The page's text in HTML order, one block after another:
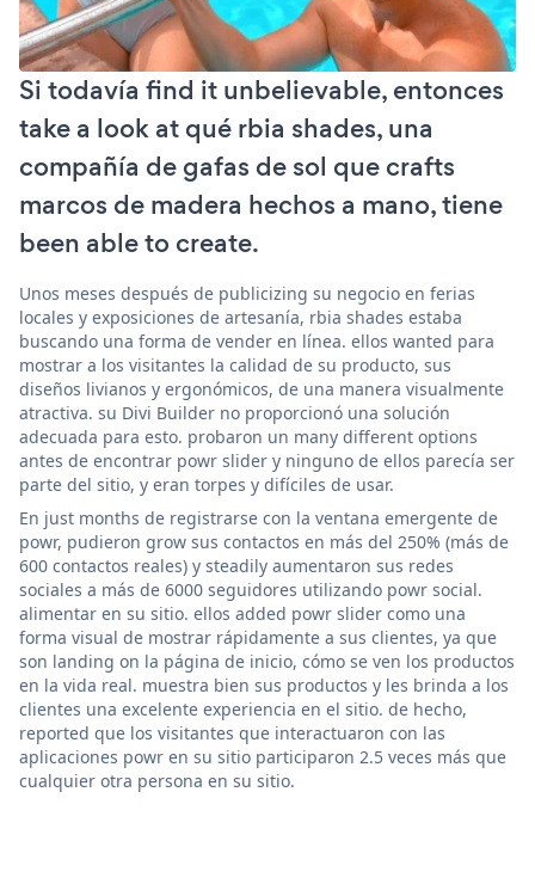
Si todavía find it unbelievable, entonces
take a look at qué rbia shades, una
compañía de gafas de sol que crafts
marcos de madera hechos a mano, tiene
been able to create.
Unos meses después de publicizing su negocio en ferias
locales y exposiciones de artesanía, rbia shades estaba
buscando una forma de vender en línea. ellos wanted para
mostrar a los visitantes la calidad de su producto, sus
diseños livianos y ergonómicos, de una manera visualmente
atractiva. su Divi Builder no proporcionó una solución
adecuada para esto. probaron un many different options
antes de encontrar powr slider y ninguno de ellos parecía ser
parte del sitio, y eran torpes y difíciles de usar.
En just months de registrarse con la ventana emergente de
powr, pudieron grow sus contactos en más del 250% (más de
600 contactos reales) y steadily aumentaron sus redes
sociales a más de 6000 seguidores utilizando powr social.
alimentar en su sitio. ellos added powr slider como una
forma visual de mostrar rápidamente a sus clientes, ya que
son landing on la página de inicio, cómo se ven los productos
en la vida real. muestra bien sus productos y les brinda a los
clientes una excelente experiencia en el sitio. de hecho,
reported que los visitantes que interactuaron con las
aplicaciones powr en su sitio participaron 2.5 veces más que
cualquier otra persona en su sitio.